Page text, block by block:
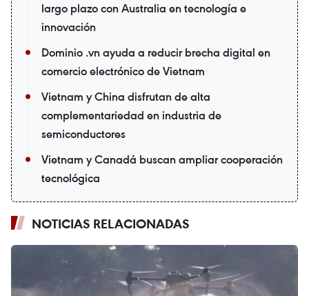
largo plazo con Australia en tecnología e
innovación
Dominio .vn ayuda a reducir brecha digital en
comercio electrónico de Vietnam
Vietnam y China disfrutan de alta
complementariedad en industria de
semiconductores
Vietnam y Canadá buscan ampliar cooperación
tecnológica
NOTICIAS RELACIONADAS